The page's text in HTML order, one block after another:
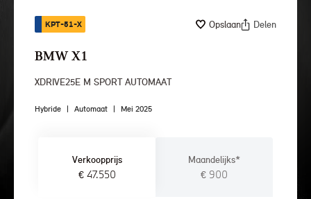
KPT-51-X Opslaan Delen
BMW X1
XDRIVE25E M SPORT AUTOMAAT
Hybride | Automaat | Mei 2025
Verkoopprijs
€ 47.550
Maandelijks*
€ 900